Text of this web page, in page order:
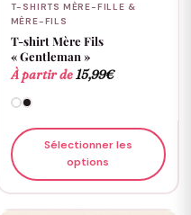
T-SHIRTS MÈRE-FILLE &
MÈRE-FILS
T-shirt Mère Fils
« Gentleman »
À partir de15,99€
Sélectionner les
options